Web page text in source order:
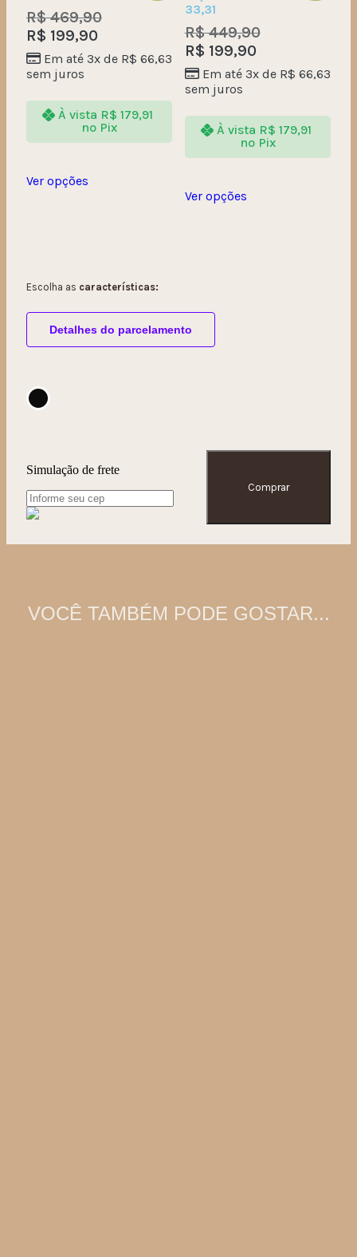
R$469,90
R$ 199,90
Em até 3x de R$ 66,63
sem juros
À vista R$ 179,91
no Pix
Ver opções
33,31
R$449,90
R$ 199,90
Em até 3x de R$ 66,63
sem juros
À vista R$ 179,91
no Pix
Ver opções
Escolha as características:
Detalhes do parcelamento
Simulação de frete
Comprar
VOCÊ TAMBÉM PODE GOSTAR...